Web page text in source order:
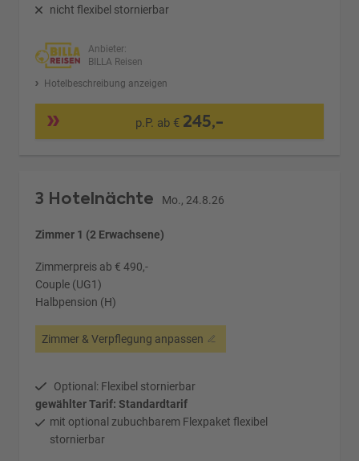
nicht flexibel stornierbar
Anbieter:
BILLA Reisen
Hotelbeschreibung anzeigen
p.P. ab € 245,-
3 Hotelnächte Mo., 24.8.26
Zimmer 1 (2 Erwachsene)
Zimmerpreis ab € 490,-
Couple (UG1)
Halbpension (H)
Zimmer & Verpflegung anpassen
Optional: Flexibel stornierbar
gewählter Tarif: Standardtarif
mit optional zubuchbarem Flexpaket flexibel
stornierbar